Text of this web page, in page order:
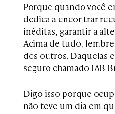
Porque quando você
dedica a encontrar
inéditas, garantir a
Acima de tudo,
dos outros. Daquelas
seguro chamado IAB
Digo isso porque
não teve um dia em